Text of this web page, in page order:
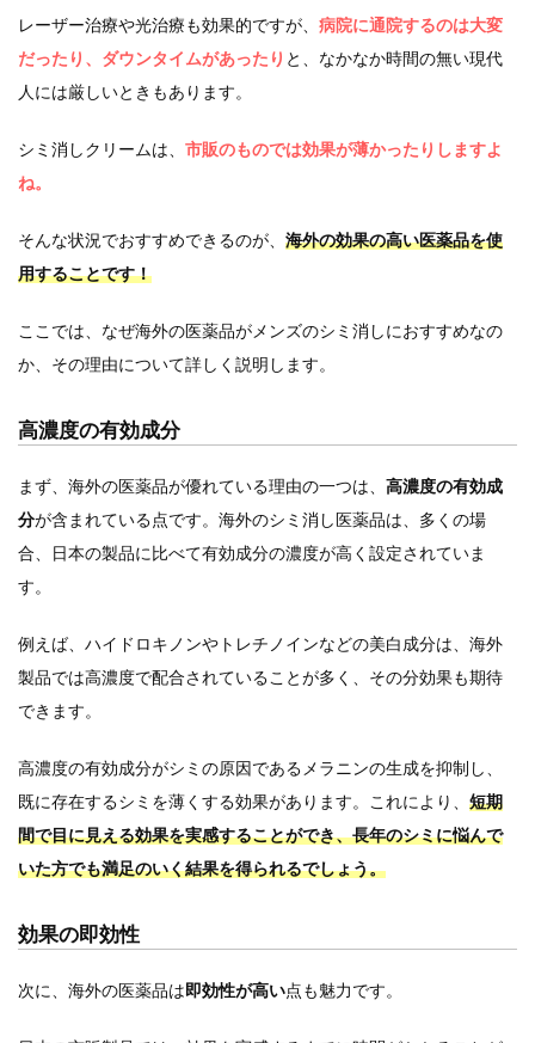
レーザー治療や光治療も効果的ですが、 病院に通院するのは大変
だったり、ダウンタイムがあったり と、なかなか時間の無い現代
人には厳しいときもあります。
シミ消しクリームは、 市販のものでは効果が薄かったりしますよ
ね。
そんな状況でおすすめできるのが、 海外の効果の高い医薬品を使
用することです！
ここでは、なぜ海外の医薬品がメンズのシミ消しにおすすめなの
か、その理由について詳しく説明します。
高濃度の有効成分
まず、海外の医薬品が優れている理由の一つは、 高濃度の有効成
分が含まれている点です。海外のシミ消し医薬品は、多くの場
合、日本の製品に比べて有効成分の濃度が高く設定されていま
す。
例えば、ハイドロキノンやトレチノインなどの美白成分は、海外
製品では高濃度で配合されていることが多く、その分効果も期待
できます。
高濃度の有効成分がシミの原因であるメラニンの生成を抑制し、
既に存在するシミを薄くする効果があります。これにより、 短期
間で目に見える効果を実感することができ、長年のシミに悩んで
いた方でも満足のいく結果を得られるでしょう。
効果の即効性
次に、海外の医薬品は即効性が高い点も魅力です。